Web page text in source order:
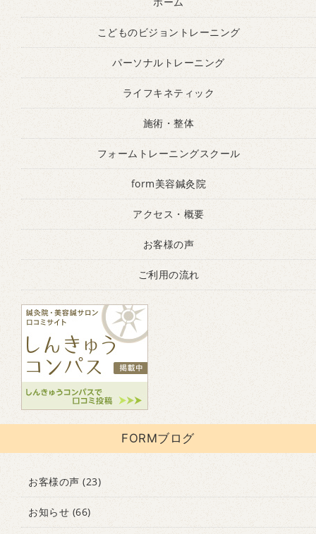
こどものビジョントレーニング
パーソナルトレーニング
ライフキネティック
施術・整体
フォームトレーニングスクール
form美容鍼灸院
アクセス・概要
お客様の声
ご利用の流れ
FORMブログ
お客様の声 (23)
お知らせ (66)